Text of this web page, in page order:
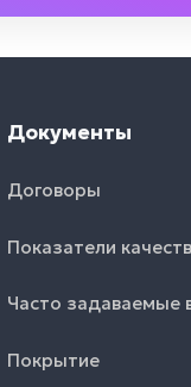
Документы
Договоры
Показатели
Часто задаваемые
Покрытие